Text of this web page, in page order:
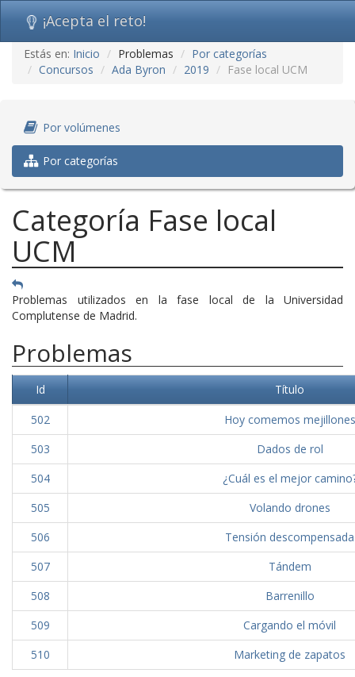
Ir
contenido
¡Acepta el reto!
Estás en: Inicio Problemas
Por categorías
Concursos
Ada Byron 2019 Fase local UCM
Por volúmenes
Por categorías
Categoría Fase local
UCM
Problemas utilizados en la fase local de la Universidad
Complutense de Madrid.
Problemas
Id
Título
502
Hoy comemos mejillones
503
Dados de rol
504
¿Cuál es el mejor
505
Volando drones
506
Tensión descompensada
507
Tándem
508
Barrenillo
509
Cargando el móvil
510
Marketing de zapatos